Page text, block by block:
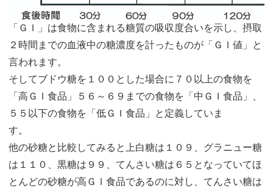
「ＧＩ」は食物に含まれる糖質の吸収度合いを示し、摂取
２時間までの血液中の糖濃度を計ったものが「ＧＩ値」と
言われます。
そしてブドウ糖を１００とした場合に７０以上の食物を
「高ＧＩ食品」５６～６９までの食物を「中ＧＩ食品」、
５５以下の食物を「低ＧＩ食品」と定義していま
す。
他の砂糖と比較してみると上白糖は１０９、グラニュー糖
は１１０、黒糖は９９、てんさい糖は６５となっていてほ
とんどの砂糖が高ＧＩ食品であるのに対し、てんさい糖は